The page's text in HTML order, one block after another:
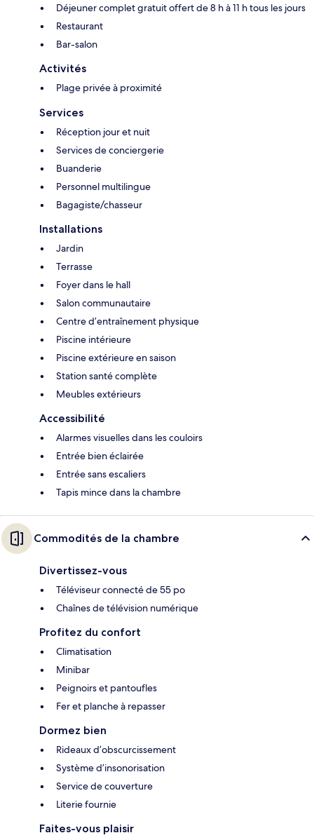
Déjeuner complet gratuit offert de 8 h à 11 h tous les jours
Restaurant
Bar-salon
Activités
Plage privée à proximité
Services
Réception jour et nuit
Services de conciergerie
Buanderie
Personnel multilingue
Bagagiste/chasseur
Installations
Jardin
Terrasse
Foyer dans le hall
Salon communautaire
Centre d’entraînement physique
Piscine intérieure
Piscine extérieure en saison
Station santé complète
Meubles extérieurs
Accessibilité
Alarmes visuelles dans les couloirs
Entrée bien éclairée
Entrée sans escaliers
Tapis mince dans la chambre
Commodités de la chambre
Divertissez-vous
Téléviseur connecté de 55 po
Chaînes de télévision numérique
Profitez du confort
Climatisation
Minibar
Peignoirs et pantoufles
Fer et planche à repasser
Dormez bien
Rideaux d’obscurcissement
Système d’insonorisation
Service de couverture
Literie fournie
Faites-vous plaisir